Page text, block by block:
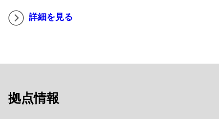
詳細を見る
拠点情報